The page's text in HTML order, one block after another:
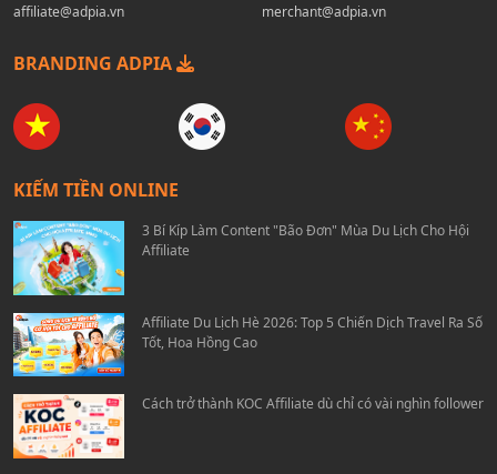
affiliate@adpia.vn
merchant@adpia.vn
BRANDING ADPIA
KIẾM TIỀN ONLINE
3 Bí Kíp Làm Content "Bão Đơn" Mùa Du Lịch Cho Hội
Affiliate
Affiliate Du Lịch Hè 2026: Top 5 Chiến Dịch Travel Ra Số
Tốt, Hoa Hồng Cao
Cách trở thành KOC Affiliate dù chỉ có vài nghìn follower